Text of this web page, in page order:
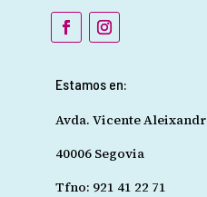
Estamos en:
Avda. Vicente
40006 Segovia
Tfno: 921 41 22 71